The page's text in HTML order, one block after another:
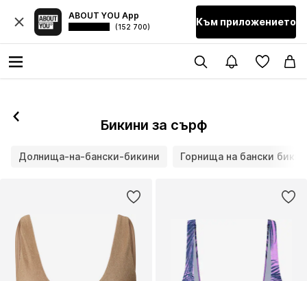
ABOUT YOU App
(152 700) Към приложението
Бикини за сърф
Долнища-на-бански-бикини Горнища на бански